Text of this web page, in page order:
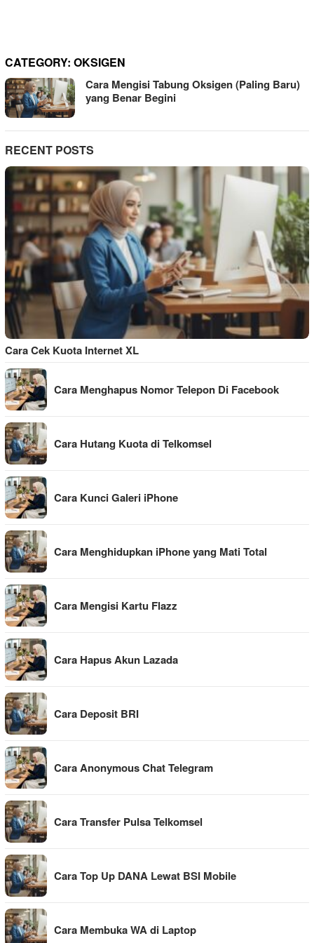
CATEGORY: OKSIGEN
Cara Mengisi Tabung Oksigen (Paling Baru)
yang Benar Begini
RECENT POSTS
Cara Cek Kuota Internet XL
Cara Menghapus Nomor Telepon Di Facebook
Cara Hutang Kuota di Telkomsel
Cara Kunci Galeri iPhone
Cara Menghidupkan iPhone yang Mati Total
Cara Mengisi Kartu Flazz
Cara Hapus Akun Lazada
Cara Deposit BRI
Cara Anonymous Chat Telegram
Cara Transfer Pulsa Telkomsel
Cara Top Up DANA Lewat BSI Mobile
Cara Membuka WA di Laptop